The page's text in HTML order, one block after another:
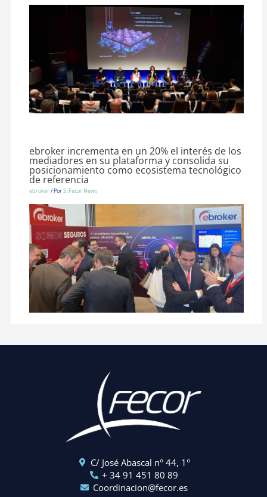
ebroker incrementa en un 20% el interés de los
mediadores en su plataforma y consolida su
posicionamiento como ecosistema tecnológico
de referencia
ebroker/ PorS. Fecor News
C/ José Abascal n° 44, 1°
+ 34 91 451 80 89
Coordinacion@fecor.es